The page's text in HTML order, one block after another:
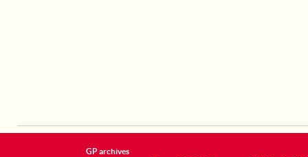
GP archives